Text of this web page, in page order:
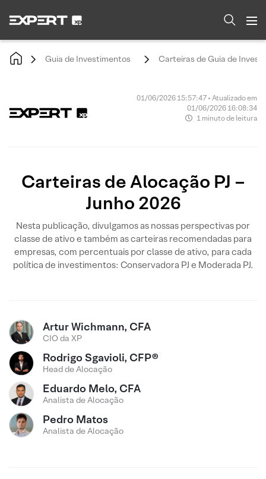
Guia de Investimentos Carteiras de Guia de
01/06/2026 15:57:47 • Atualizado em
01/06/2026 16:08:34
1 minuto de leitura
Carteiras de Alocação PJ –
Junho 2026
Nesta publicação, divulgamos as nossas perspectivas por
classe de ativo e também as carteiras recomendadas para
empresas, com percentuais por classe de ativo, para cada
política de investimentos: Conservadora PJ e Moderada PJ.
Artur Wichmann, CFA
CIO da XP
Rodrigo Sgavioli, CFP®
Head de Alocação
Eduardo Melo, CFA
Analista de Alocação
Pedro Matos
Analista de Alocação